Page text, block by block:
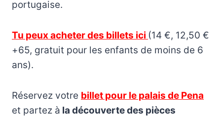
portugaise.
Tu peux acheter des billets ici (14 €, 12,50 €
+65, gratuit pour les enfants de moins de 6
ans).
Réservez votre billet pour le palais de Pena
et partez à la découverte des pièces